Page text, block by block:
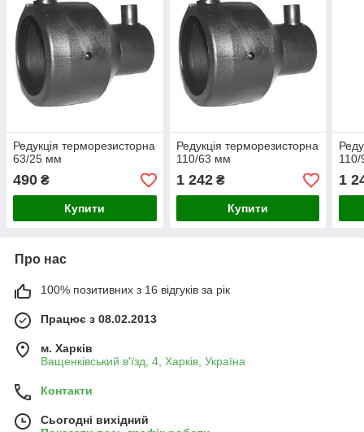
Редукція терморезисторна
63/25 мм
490 ₴
Купити
Редукція терморезисторна
110/63 мм
1 242₴
Купити
1
Про нас
100% позитивних з 16 відгуків за рік
Працює з 08.02.2013
м. Харків
Ващенківський в'їзд, 4, Харків, Україна
Контакти
Сьогодні вихідний